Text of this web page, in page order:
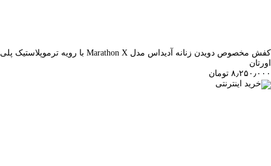
کفش مخصوص دویدن زنانه آدیداس مدل Marathon X با رویه ترموپلاستیک پلی
اورتان
۸٫۲۵۰٫۰۰۰ تومان
خرید اینترنتی